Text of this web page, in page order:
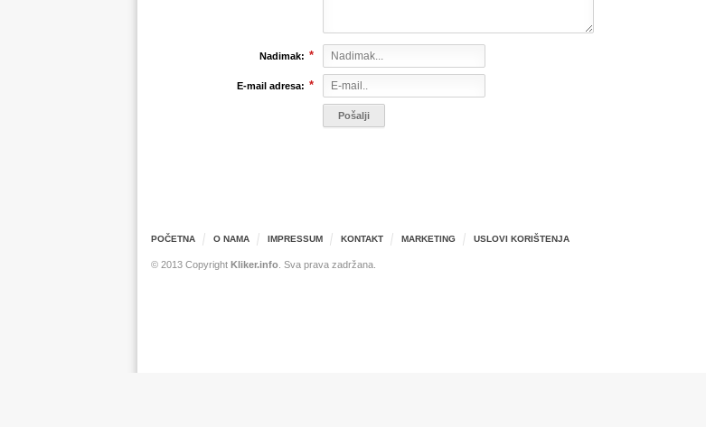
Nadimak: *
E-mail adresa: *
POČETNA O NAMA IMPRESSUM KONTAKT MARKETING USLOVI KORIŠTENJA
© 2013 Copyright Kliker.info. Sva prava zadržana.